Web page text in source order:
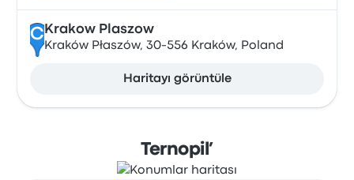
CKrakow Plaszow
Kraków Płaszów, 30-556 Kraków, Poland
Haritayı görüntüle
Ternopil’